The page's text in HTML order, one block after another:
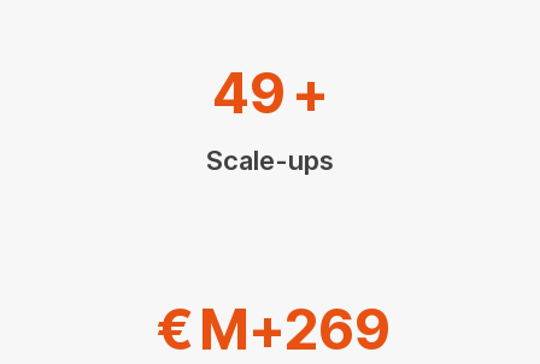
49+
Scale-ups
€M+269